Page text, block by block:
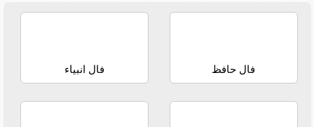
فال حافظ فال انبیاء